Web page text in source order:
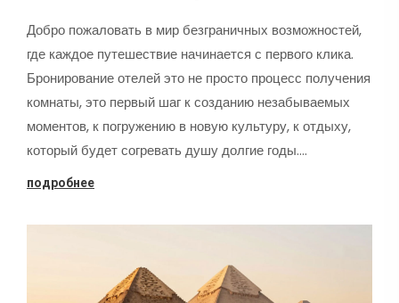
Добро пожаловать в мир безграничных возможностей,
где каждое путешествие начинается с первого клика.
Бронирование отелей это не просто процесс получения
комнаты, это первый шаг к созданию незабываемых
моментов, к погружению в новую культуру, к отдыху,
который будет согревать душу долгие годы.…
подробнее